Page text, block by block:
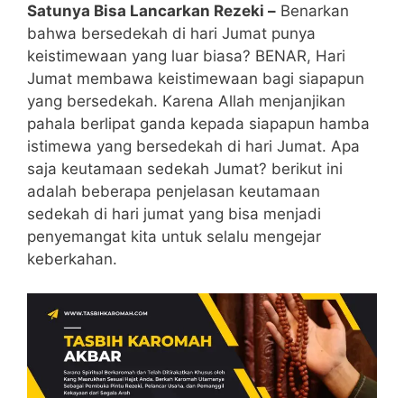
Satunya Bisa Lancarkan Rezeki – Benarkan
bahwa bersedekah di hari Jumat punya
keistimewaan yang luar biasa? BENAR, Hari
Jumat membawa keistimewaan bagi siapapun
yang bersedekah. Karena Allah menjanjikan
pahala berlipat ganda kepada siapapun hamba
istimewa yang bersedekah di hari Jumat. Apa
saja keutamaan sedekah Jumat? berikut ini
adalah beberapa penjelasan keutamaan
sedekah di hari jumat yang bisa menjadi
penyemangat kita untuk selalu mengejar
keberkahan.